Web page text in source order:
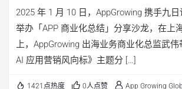
精细化分析
2025 年 1 月 10 日，AppGrowing 携手九
举办「APP 商业化总结」分享沙龙，在上
上，AppGrowing 出海业务商业化总监武
AI 应用营销风向标》主题分 […]
1421点热度 0人点赞 App Growing